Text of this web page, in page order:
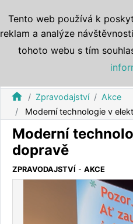
home Zpravodajství
Akce
Moderní technologie v
Moderní
dopravě
ZPRAVODAJSTVÍ - AKCE
Tento web používá k
reklam a analýze
tohoto webu s tím